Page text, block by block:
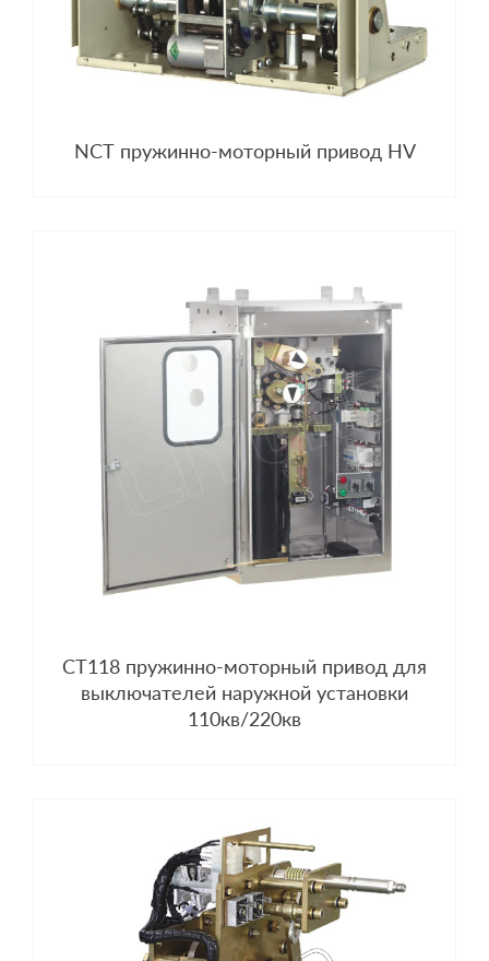
NCT пружинно-моторный привод HV
CT118 пружинно-моторный привод для
выключателей наружной установки
110кв/220кв